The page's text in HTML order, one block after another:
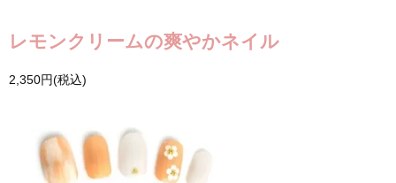
レモンクリームの爽やかネイル
2,350円(税込)